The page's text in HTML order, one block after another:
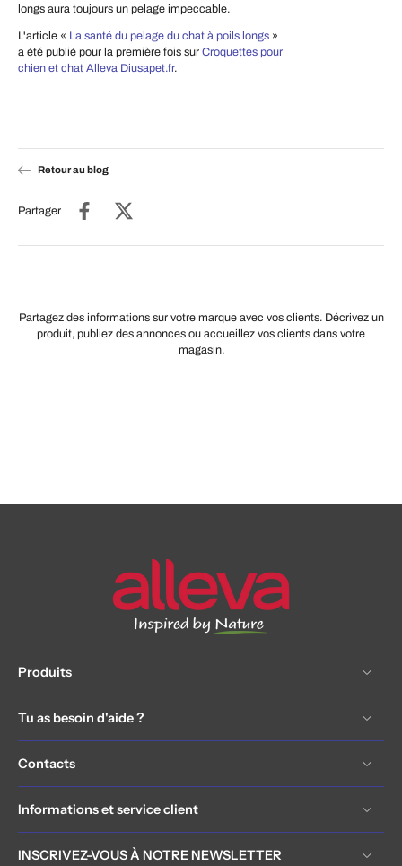
longs aura toujours un pelage impeccable.
L'article « La santé du pelage du chat à poils longs »
a été publié pour la première fois sur Croquettes pour
chien et chat Alleva Diusapet.fr.
Retour au blog
Partager
Partagez des informations sur votre marque avec vos clients. Décrivez un
produit, publiez des annonces ou accueillez vos clients dans votre
magasin.
Produits
Tu as besoin d'aide ?
Contacts
Informations et service client
INSCRIVEZ-VOUS À NOTRE NEWSLETTER